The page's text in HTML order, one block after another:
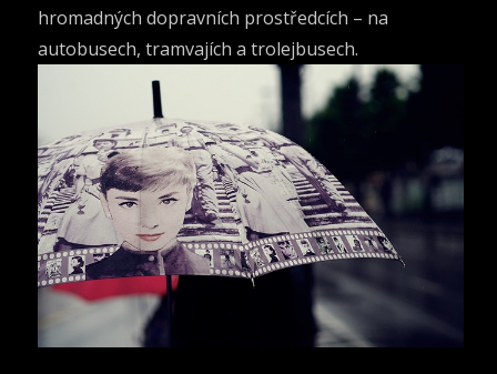
hromadných dopravních prostředcích – na
autobusech, tramvajích a trolejbusech.